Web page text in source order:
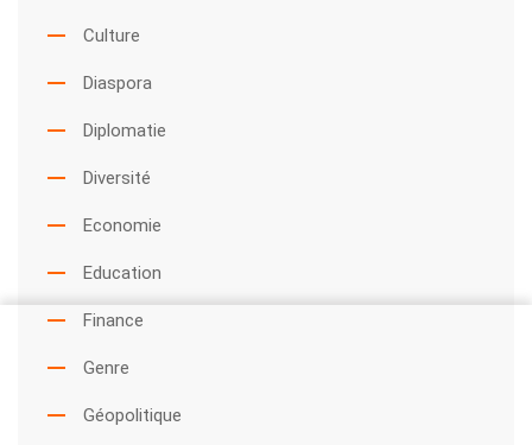
Culture
Diaspora
Diplomatie
Diversité
Economie
Education
Finance
Genre
Géopolitique